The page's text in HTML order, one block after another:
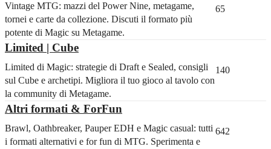
Vintage MTG: mazzi del Power Nine, metagame,
tornei e carte da collezione. Discuti il formato più
potente di Magic su Metagame.
65
Limited | Cube
Limited di Magic: strategie di Draft e Sealed, consigli
sul Cube e archetipi. Migliora il tuo gioco al tavolo con
la community di Metagame.
140
Altri formati & ForFun
Brawl, Oathbreaker, Pauper EDH e Magic casual: tutti
i formati alternativi e for fun di MTG. Sperimenta e
642